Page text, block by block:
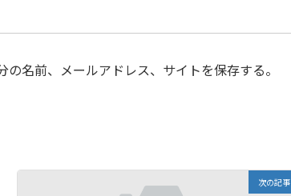
名前、メールアドレス、サイトを保存する。
次の記事